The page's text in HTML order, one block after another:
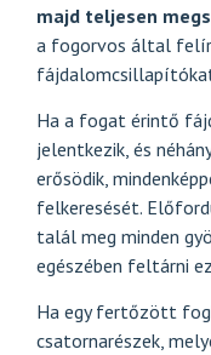
majd teljesen
a fogorvos által
Ha a fogat érintő
jelentkezik, és
erősödik,
felkeresését.
talál meg minden
egészében feltárni
Ha egy fertőzött
csatornarészek,